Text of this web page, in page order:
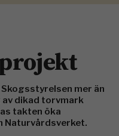
mer än
dikad torvmark
takten öka
Naturvårdsverket.